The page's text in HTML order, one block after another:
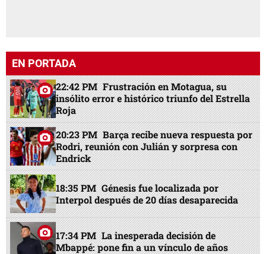
EN PORTADA
22:42 PM Frustración en Motagua, su
insólito error e histórico triunfo del Estrella
Roja
20:23 PM Barça recibe nueva respuesta por
Rodri, reunión con Julián y sorpresa con
Endrick
18:35 PM Génesis fue localizada por
Interpol después de 20 días desaparecida
17:34 PM La inesperada decisión de
Mbappé: pone fin a un vínculo de años